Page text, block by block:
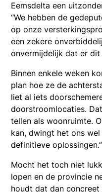
Eemsdelta een
“We hebben de
op onze
een zekere
onvermijdelijk dat er dit
Binnen enkele weken
plan hoe ze de
liet al iets
doorstroomlocaties.
tellen als woonruimte.
kan, dwingt het ons
definitieve oplossingen.”
Mocht het toch niet
lopen en de provincie
houdt dat dan concreet